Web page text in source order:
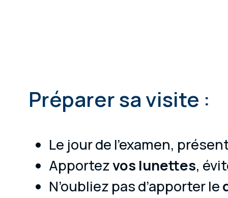
Préparer sa visite :
Le jour de l’examen,
Apportezvos lunettes,
N’oubliez pas d’apporter le